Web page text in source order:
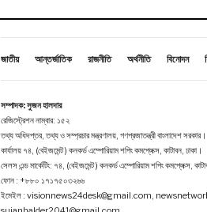
জাতীয় আন্তর্জাতিক রাজনীতি অর্থনীতি বিনোদন
সম্পাদক: সুজন হালদার
রেজিস্ট্রেশন নাম্বার: ১৫২
তথ্য অধিদপ্তর, তথ্য ও সম্প্রচার মন্ত্রণালয়, গণপ্রজাতন্ত্রী বাংলাদেশ সরকার।
কার্যালয় ৭৪, (বেইজমেন্ট ) কনকর্ড এম্পোরিয়াম শপিং কমপ্লেক্স, কাটাবন, ঢাকা।
সেলস এন্ড মার্কেটিং: ৭৪, (বেইজমেন্ট ) কনকর্ড এম্পোরিয়াম শপিং কমপ্লেক্স,
ফোন : +৮৮০ ১৭১৭৫০৩২৬৬
ইমেইল : visionnews24desk@gmail.com,